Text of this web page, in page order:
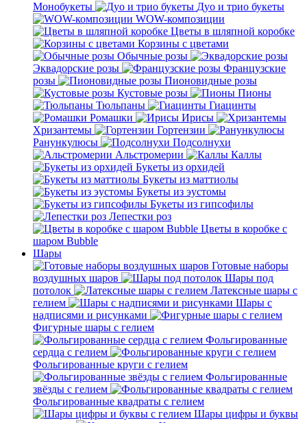
Монобукеты
Дуо и трио букеты
WOW-композиции
Цветы в шляпной коробке
Корзины с цветами
Обычные розы
Эквадорские розы
Французские
розы
Пионовидные розы
Кустовые розы
Пионы
Тюльпаны
Гиацинты
Ромашки
Ирисы
Хризантемы
Гортензии
Ранункулюсы
Подсолнухи
Альстромерии
Каллы
Букеты из орхидей
Букеты из маттиолы
Букеты из эустомы
Букеты из гипсофилы
Лепестки роз
Цветы в коробке с
шаром Bubble
Шары
Готовые наборы
воздушных шаров
Шары под
потолок
Латексные шары с
гелием
Шары с
надписями и рисунками
Фигурные шары с гелием
Фольгированные
сердца с гелием
Фольгированные круги с гелием
Фольгированные
звёзды с гелием
Фольгированные квадраты с гелием
Шары цифры и буквы